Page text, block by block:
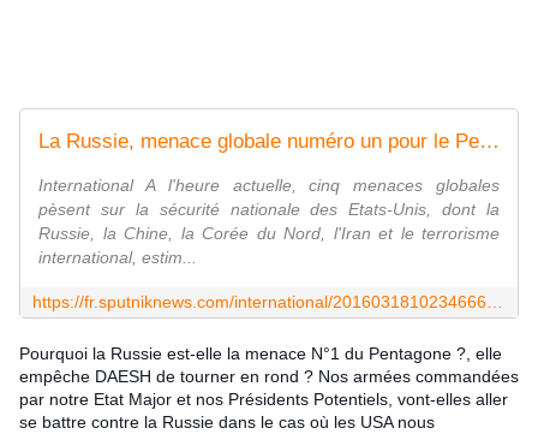
La Russie, menace globale numéro un pour le Pentagone
International A l'heure actuelle, cinq menaces globales
pèsent sur la sécurité nationale des Etats-Unis, dont la
Russie, la Chine, la Corée du Nord, l'Iran et le terrorisme
international, estim...
Pourquoi la Russie est-elle la menace N°1 du Pentagone ?, elle
empêche DAESH de tourner en rond ? Nos armées commandées
par notre Etat Major et nos Présidents Potentiels, vont-elles aller
se battre contre la Russie dans le cas où les USA nous